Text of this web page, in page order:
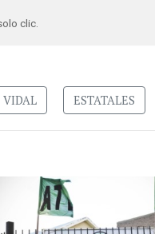
clic.
VIDAL ESTATALES